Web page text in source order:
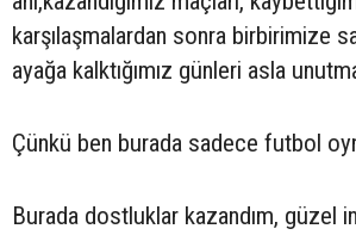
karşılaşmalardan sonra birbirimize
ayağa kalktığımız günleri asla
Çünkü ben burada sadece futbol
Burada dostluklar kazandım, güzel